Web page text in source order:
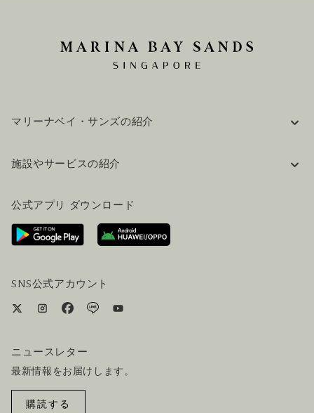
マリーナベイ・サンズの紹介
採用情報
お問い合わせ
施設やサービスの紹介
ご来場にあたって
ホテルへのアクセス
ビジター向けサービス
公式アプリ ダウンロード
SNS公式アカウント
ニュースレター
最新情報をお届けします。
購読する